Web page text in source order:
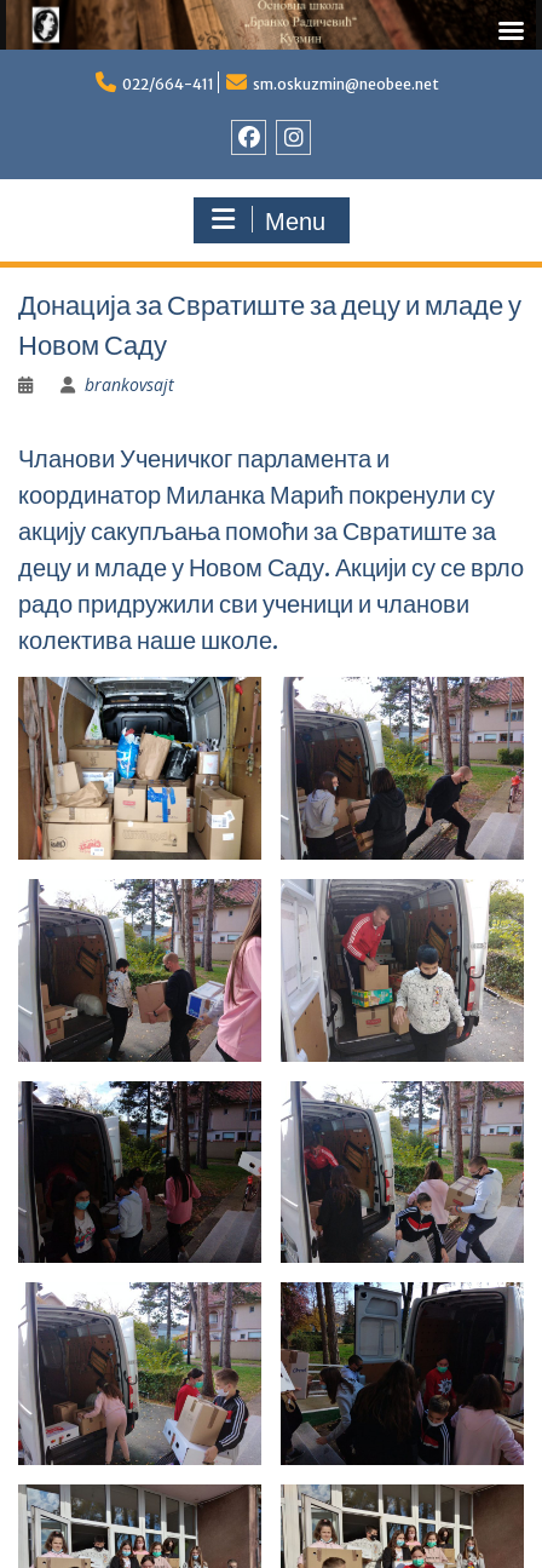
022/664-411 sm.oskuzmin@neobee.net
Menu
Донација за Свратиште за децу и младе у
Новом Саду
brankovsajt
Чланови Ученичког парламента и
координатор Миланка Марић покренули су
акцију сакупљања помоћи за Свратиште за
децу и младе у Новом Саду. Акцији су се врло
радо придружили сви ученици и чланови
колектива наше школе.